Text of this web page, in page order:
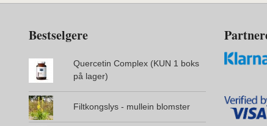
Bestselgere
Quercetin Complex (KUN 1 boks
på lager)
Filtkongslys - mullein blomster